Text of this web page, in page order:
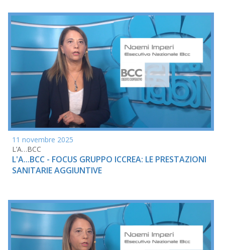
11 novembre 2025
L’A…BCC
L'A...BCC - FOCUS GRUPPO ICCREA: LE PRESTAZIONI
SANITARIE AGGIUNTIVE